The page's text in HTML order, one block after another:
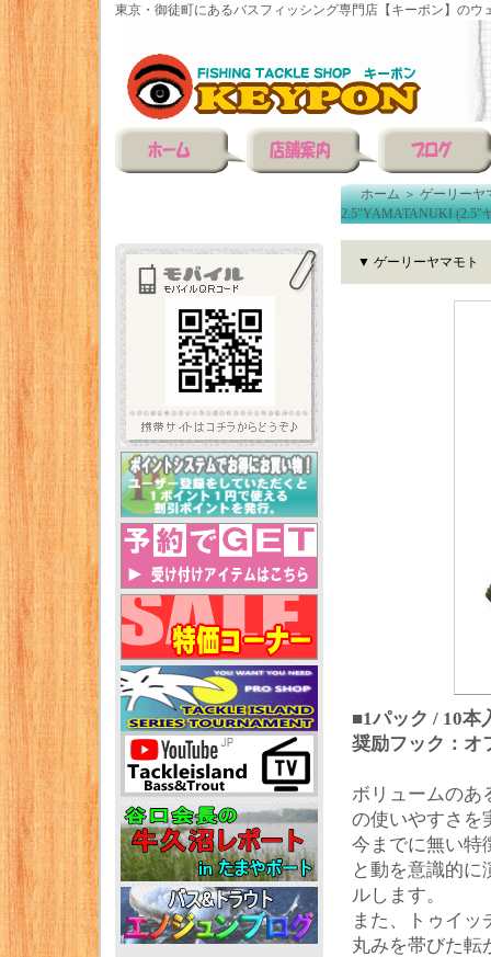
東京・御徒町にあるバスフィッシング専門店【キーポン】のウ
ホーム＞ゲーリーヤ
2.5″YAMATANUKI (2.5″
▼ ゲーリーヤマモト
■1パック / 10本
奨励フック：オ
ボリュームのあ
の使いやすさを
今までに無い特
と動を意識的に
ルします。
また、トゥイッ
丸みを帯びた転